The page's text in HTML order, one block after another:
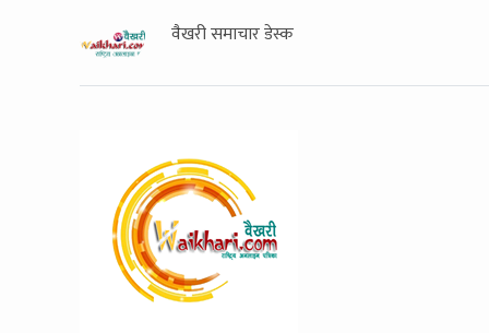
वैखरी समाचार डेस्क